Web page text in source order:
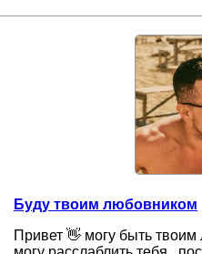
Буду твоим любовником
Привет 👋 могу быть